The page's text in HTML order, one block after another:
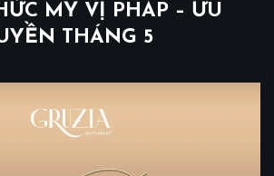
MỸ VỊ PHÁP – ƯU
THÁNG 5